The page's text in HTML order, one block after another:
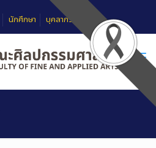
นักศึกษา บุคลากร